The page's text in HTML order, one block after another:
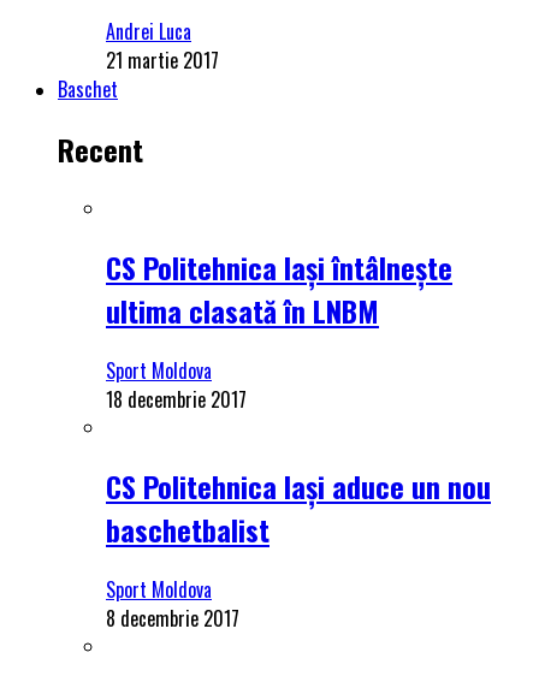
Andrei Luca
21 martie 2017
Baschet
Recent
CS Politehnica Iași întâlnește
ultima clasată în LNBM
Sport Moldova
18 decembrie 2017
CS Politehnica Iași aduce un nou
baschetbalist
Sport Moldova
8 decembrie 2017